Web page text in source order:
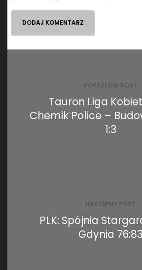
POPRZEDNI POST
Tauron Liga
Chemik Police –
1:3
NASTĘPNY POST
PLK: Spójnia
Gdynia 76:83